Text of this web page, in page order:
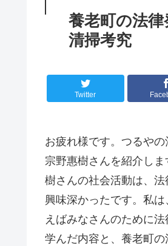
養老町の法
清掃考究
Twitter
お疲れ様です。つるや
宗野惠樹さんを紹介し
樹さんの社会活動は、
興味深かったです。私
えばみなさんのために
学んだ内容と、養老町